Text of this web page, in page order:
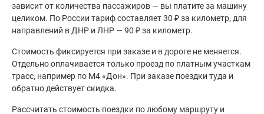
зависит от количества пассажиров — вы платите за машину
целиком. По России тариф составляет 30 ₽ за километр, для
направлений в ДНР и ЛНР — 90 ₽ за километр.
Стоимость фиксируется при заказе и в дороге не меняется.
Отдельно оплачивается только проезд по платным участкам
трасс, например по М4 «Дон». При заказе поездки туда и
обратно действует скидка.
Рассчитать стоимость поездки по любому маршруту и